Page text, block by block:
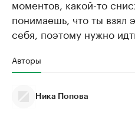
моментов, какой-то
понимаешь, что ты взял
себя, поэтому нужно
Авторы
Ника Попова